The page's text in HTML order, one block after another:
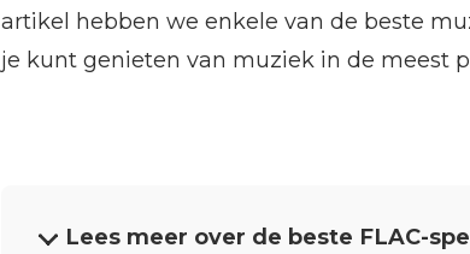
artikel hebben we enkele van de beste
je kunt genieten van muziek in de meest
Lees meer over de beste FLAC-